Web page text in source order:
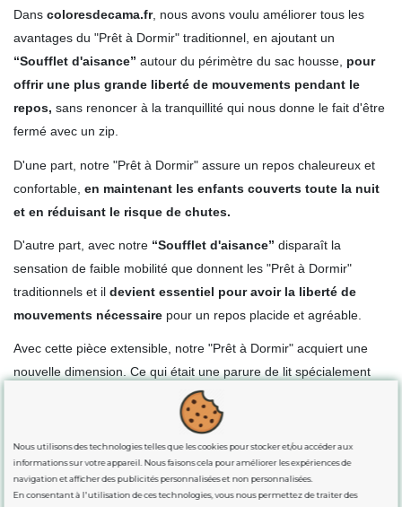
Dans coloresdecama.fr, nous avons voulu améliorer tous les
avantages du "Prêt à Dormir" traditionnel, en ajoutant un
“Soufflet d'aisance” autour du périmètre du sac housse, pour
offrir une plus grande liberté de mouvements pendant le
repos, sans renoncer à la tranquillité qui nous donne le fait d'être
fermé avec un zip.
D'une part, notre "Prêt à Dormir" assure un repos chaleureux et
confortable, en maintenant les enfants couverts toute la nuit
et en réduisant le risque de chutes.
D'autre part, avec notre “Soufflet d'aisance” disparaît la
sensation de faible mobilité que donnent les "Prêt à Dormir"
traditionnels et il devient essentiel pour avoir la liberté de
mouvements nécessaire pour un repos placide et agréable.
Avec cette pièce extensible, notre "Prêt à Dormir" acquiert une
nouvelle dimension. Ce qui était une parure de lit spécialement
conçue pour les bébés ou les petits enfants,
solution fantastique pour les lits des enfants, des
adolescents et des adultes.
De plus, notre "Prêt à Dormir" est le linge de litparfait pour
habiller les lits d'accès difficilecomme les lits superposés, les
Nous utilisons des technologies telles que les cookies pour stocker et/ou accéder aux
informations sur votre appareil. Nous faisons cela pour améliorer les expériences de
navigation et afficher des publicités personnalisées et non personnalisées.
En consentant à l'utilisation de ces technologies, vous nous permettez de traiter des